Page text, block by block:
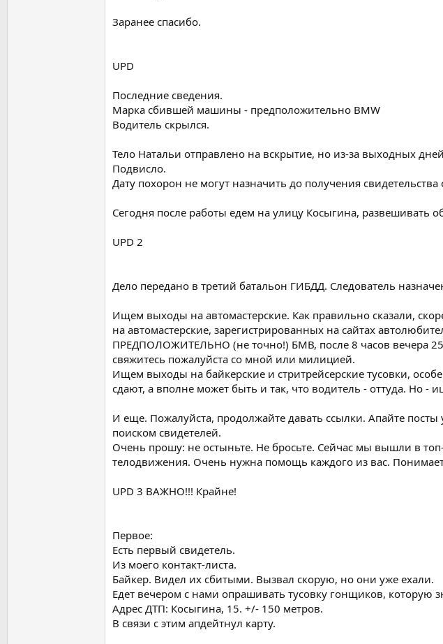
Заранее спасибо.
UPD
Последние сведения.
Марка сбившей машины - предположительно BMW
Водитель скрылся.
Тело Натальи отправлено на вскрытие, но из-за выходных
Подвисло.
Дату похорон не могут назначить до получения
Сегодня после работы едем на улицу Косыгина, развешивать
UPD 2
Дело передано в третий батальон ГИБДД. Следователь
Ищем выходы на автомастерские. Как правильно сказали,
на автомастерские, зарегистрированных на сайтах
ПРЕДПОЛОЖИТЕЛЬНО (не точно!) БМВ, после 8 часов вечера
свяжитесь пожалуйста со мной или милицией.
Ищем выходы на байкерские и стритрейсерские тусовки,
сдают, а вполне может быть и так, что водитель - оттуда. Но -
И еще. Пожалуйста, продолжайте давать ссылки. Апайте посты
поиском свидетелей.
Очень прошу: не остыньте. Не бросьте. Сейчас мы вышли в
телодвижения. Очень нужна помощь каждого из вас.
UPD 3 ВАЖНО!!! Крайне!
Первое:
Есть первый свидетель.
Из моего контакт-листа.
Байкер. Видел их сбитыми. Вызвал скорую, но они уже ехали.
Едет вечером с нами опрашивать тусовку гонщиков, которую
Адрес ДТП: Косыгина, 15. +/- 150 метров.
В связи с этим апдейтнул карту.